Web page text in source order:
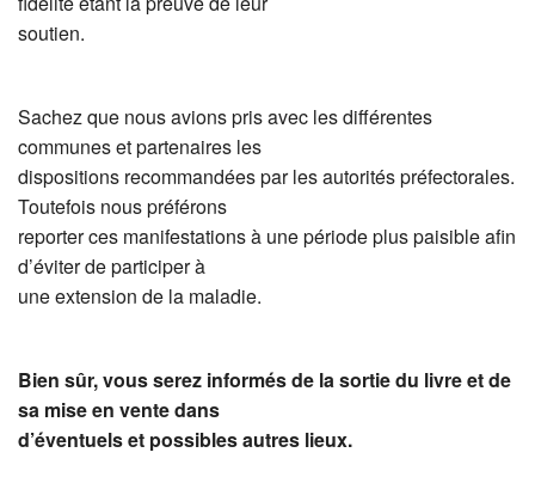
soutien.
Sachez que nous avions pris avec les différentes
communes et partenaires les
dispositions recommandées par les autorités préfectorales.
Toutefois nous préférons
reporter ces manifestations à une période plus paisible afin
d’éviter de participer à
une extension de la maladie.
Bien sûr, vous serez informés de la sortie du livre et de
sa mise en vente dans
d’éventuels et possibles autres lieux.